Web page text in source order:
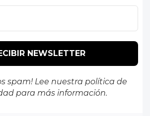
spam! Lee nuestra política de
para más información.